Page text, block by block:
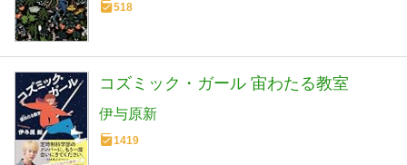
518
コズミック・ガール 宙わたる教室
伊与原新
1419